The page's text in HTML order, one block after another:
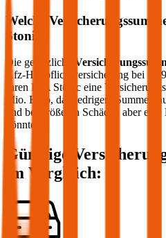
Welche
Stonic
Die gesetzliche
Kfz-Haftpflichtversicherung bei
Ihren KIA Stonic eine
Mio. Euro, da niedrigere Summen
und bei größeren Schäden aber
könnte.
Günstige
im Vergleich: